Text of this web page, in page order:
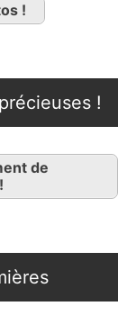
!
!
de